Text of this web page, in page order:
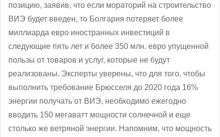
позицию, заявив, что если мораторий на строительство
ВИЭ будет введен, то Болгария потеряет более
миллиарда евро иностранных инвестиций в
следующие пять лет и более 350 млн. евро упущенной
пользы от товаров и услуг, которые не будут
реализованы. Эксперты уверены, что для того, чтобы
выполнить требование Брюсселя до 2020 года 16%
энергии получать от ВИЭ, необходимо ежегодно
вводить 150 мегаватт мощности солнечной и еще
столько же ветряной энергии. Напомним, что мощность